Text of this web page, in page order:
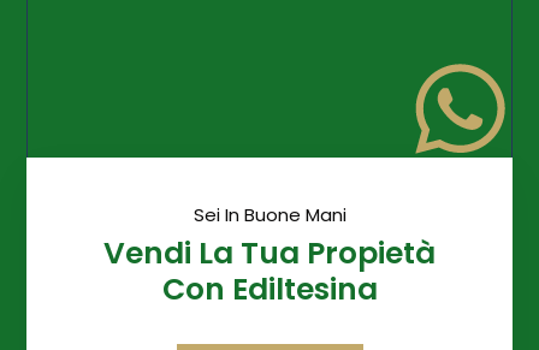
Sei In Buone Mani
Vendi La Tua Propietà
Con Ediltesina